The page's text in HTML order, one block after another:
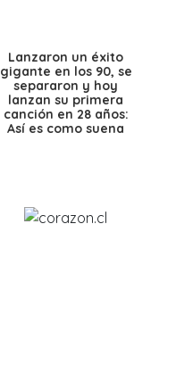
Lanzaron un éxito
gigante en los 90, se
separaron y hoy
lanzan su primera
canción en 28 años:
Así es como suena